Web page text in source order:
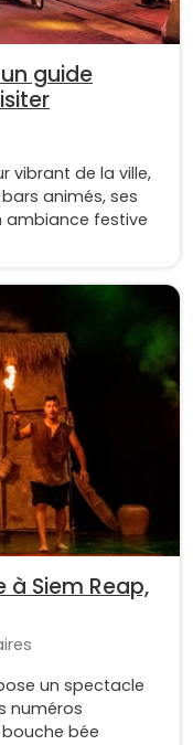
guide
vibrant de la ville,
animés, ses
ambiance festive
à Siem Reap,
un spectacle
numéros
bée